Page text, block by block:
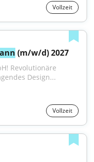
Vollzeit
(m/w/d) 2027
Revolutionäre
Design...
Vollzeit